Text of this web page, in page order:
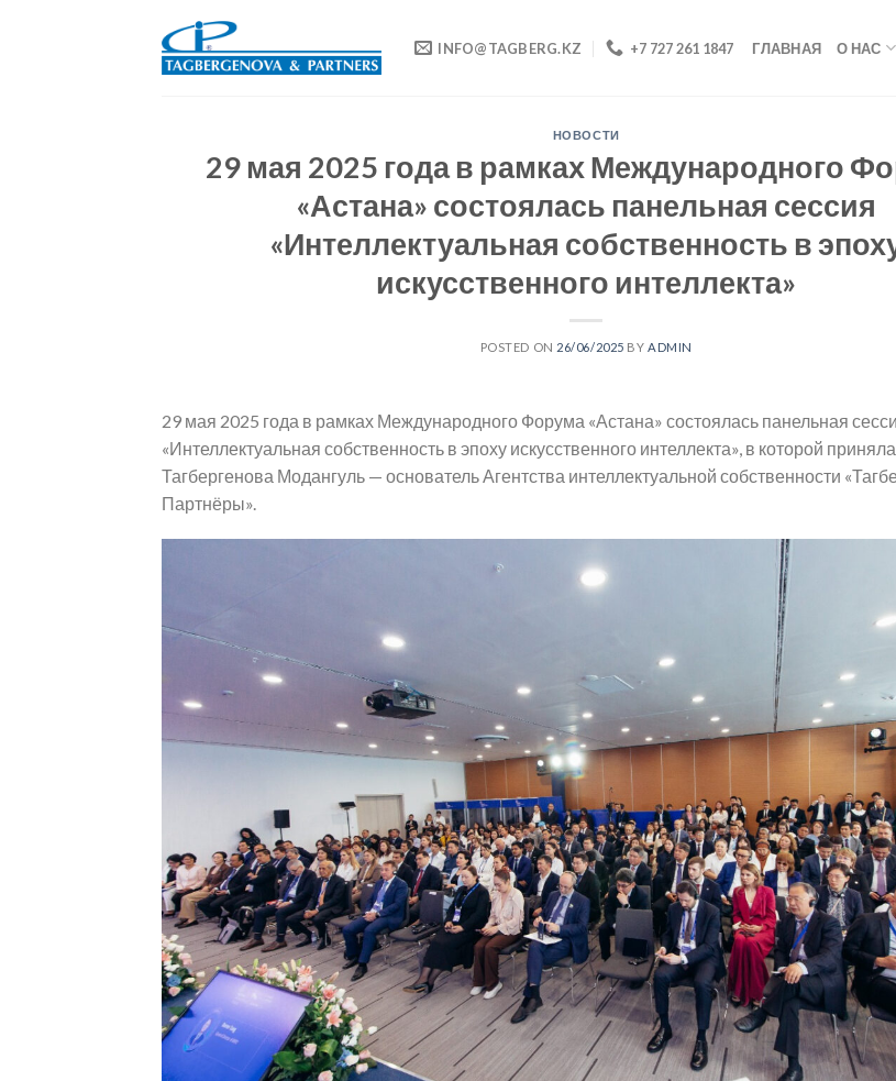
INFO@TAGBERG.KZ +7 727 261 1847 ГЛАВНАЯ О НАС
НОВОСТИ
29 мая 2025 года в рамках Международного
«Астана» состоялась панельная сессия
«Интеллектуальная собственность в
искусственного интеллекта»
POSTED ON 26/06/2025 BY ADMIN
29 мая 2025 года в рамках Международного Форума «Астана» состоялась панельная
«Интеллектуальная собственность в эпоху искусственного интеллекта», в которой
Тагбергенова Модангуль — основатель Агентства интеллектуальной собственности
Партнёры».